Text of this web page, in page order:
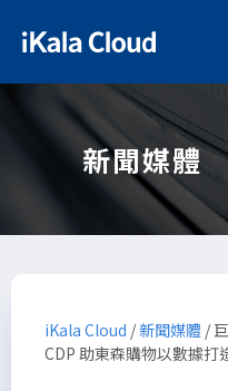
新聞媒體
iKala Cloud /新聞媒體 /
CDP 助東森購物以數據打